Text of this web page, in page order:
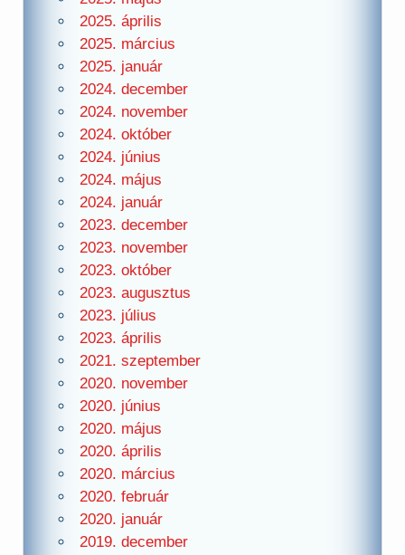
2025. április
2025. március
2025. január
2024. december
2024. november
2024. október
2024. június
2024. május
2024. január
2023. december
2023. november
2023. október
2023. augusztus
2023. július
2023. április
2021. szeptember
2020. november
2020. június
2020. május
2020. április
2020. március
2020. február
2020. január
2019. december